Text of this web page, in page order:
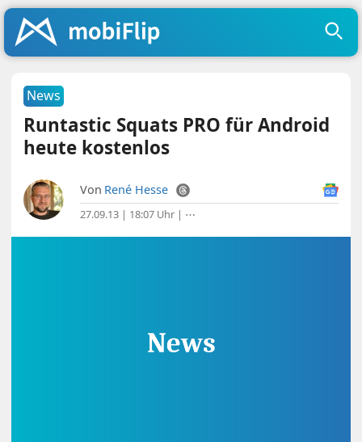
News
Runtastic Squats PRO für Android
heute kostenlos
Von René Hesse
27.09.13 | 18:07 Uhr | ⋯